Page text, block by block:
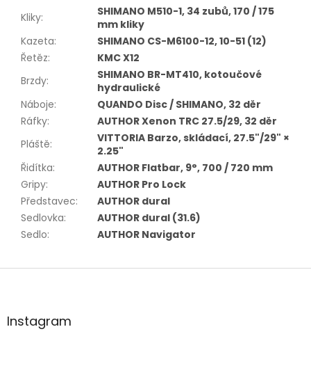
Kliky:
SHIMANO M510-1, 34 zubů, 170 / 175
mm kliky
Kazeta:
SHIMANO CS-M6100-12, 10-51 (12)
Řetěz:
KMC X12
Brzdy:
SHIMANO BR-MT410, kotoučové
hydraulické
Náboje:
QUANDO Disc / SHIMANO, 32 děr
Ráfky:
AUTHOR Xenon TRC 27.5/29, 32 děr
Pláště:
VITTORIA Barzo, skládací, 27.5"/29" ×
2.25"
Řidítka:
AUTHOR Flatbar, 9°, 700 / 720 mm
Gripy:
AUTHOR Pro Lock
Představec:
AUTHOR dural
Sedlovka:
AUTHOR dural (31.6)
Sedlo: AUTHOR Navigator
Z
aInstagram